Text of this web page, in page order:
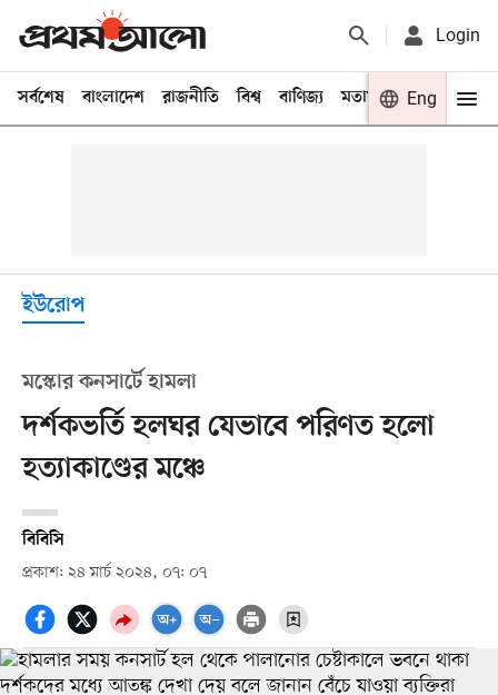
Login
সর্বশেষ বাংলাদেশ রাজনীতি বিশ্ব বাণিজ্য মতামত খেলা
Eng
ইউরোপ
মস্কোর কনসার্টে হামলা
দর্শকভর্তি হলঘর যেভাবে পরিণত হলো
হত্যাকাণ্ডের মঞ্চে
বিবিসি
প্রকাশ: ২৪ মার্চ ২০২৪, ০৭: ০৭